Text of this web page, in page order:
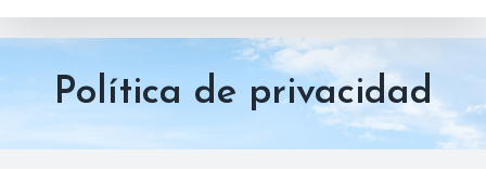
Política de privacidad